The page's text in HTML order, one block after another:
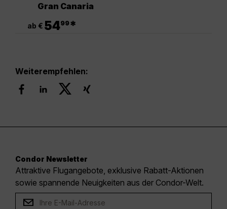
Gran Canaria
ab € 5499*
Weiterempfehlen:
Condor Newsletter
Attraktive Flugangebote, exklusive Rabatt-Aktionen
sowie spannende Neuigkeiten aus der Condor-Welt.